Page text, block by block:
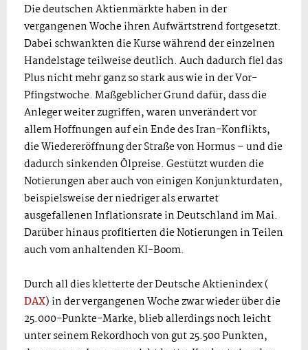
Die deutschen Aktienmärkte haben in der
vergangenen Woche ihren Aufwärtstrend fortgesetzt.
Dabei schwankten die Kurse während der einzelnen
Handelstage teilweise deutlich. Auch dadurch fiel das
Plus nicht mehr ganz so stark aus wie in der Vor-
Pfingstwoche. Maßgeblicher Grund dafür, dass die
Anleger weiter zugriffen, waren unverändert vor
allem Hoffnungen auf ein Ende des Iran-Konflikts,
die Wiedereröffnung der Straße von Hormus – und die
dadurch sinkenden Ölpreise. Gestützt wurden die
Notierungen aber auch von einigen Konjunkturdaten,
beispielsweise der niedriger als erwartet
ausgefallenen Inflationsrate in Deutschland im Mai.
Darüber hinaus profitierten die Notierungen in Teilen
auch vom anhaltenden KI-Boom.
Durch all dies kletterte der Deutsche Aktienindex (
DAX) in der vergangenen Woche zwar wieder über die
25.000-Punkte-Marke, blieb allerdings noch leicht
unter seinem Rekordhoch von gut 25.500 Punkten,